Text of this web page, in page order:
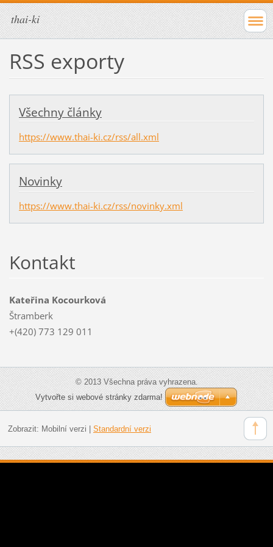
thai-ki
RSS exporty
Všechny články
https://www.thai-ki.cz/rss/all.xml
Novinky
https://www.thai-ki.cz/rss/novinky.xml
Kontakt
Kateřina Kocourková
Štramberk
+(420) 773 129 011
© 2013 Všechna práva vyhrazena.
Vytvořte si webové stránky zdarma!
Zobrazit: Mobilní verzi Standardní verzi